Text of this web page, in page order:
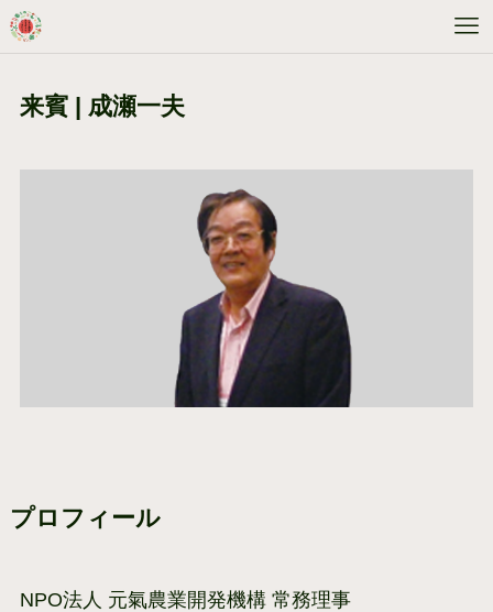
来賓 | 成瀬一夫
プロフィール
NPO法人 元氣農業開発機構 常務理事